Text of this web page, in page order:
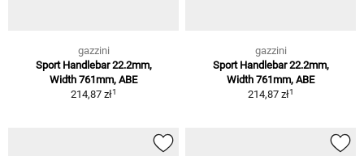
gazzini
Sport Handlebar 22.2mm,
Width 761mm, ABE
214,87 zł1
gazzini
Sport Handlebar 22.2mm,
Width 761mm, ABE
214,87 zł1